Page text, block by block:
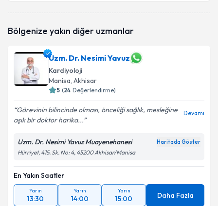
oluşturun. Size bu uzmandan randevu almanız için bir
E-posta Adresiniz
Kişisel verilerimin işlenmesine ilişkinAydınlatma
Metni'ni okudum ve kişisel verilerimin belirtilen
Bölgenize yakın diğer uzmanlar
Uzm. Dr. Nesimi Yavuz
Kardiyoloji
Manisa, Akhisar
5 (24 Değerlendirme)
Görevinin bilincinde olması, önceliği sağlık, mesleğine
aşık bir doktor harika...
Devamı
Uzm. Dr. Nesimi Yavuz Muayenehanesi Haritada Göster
Hürriyet, 415. Sk. No: 4, 45200 Akhisar/Manisa
En Yakın Saatler
Yarın
13:30
Yarın
14:00
Yarın
15:00 Daha Fazla